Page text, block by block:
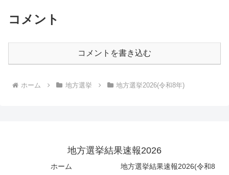
コメント
コメントを書き込む
ホーム 地方選挙 地方選挙2026(令和8年)
地方選挙結果速報2026
ホーム
地方選挙結果速報2026(令和8